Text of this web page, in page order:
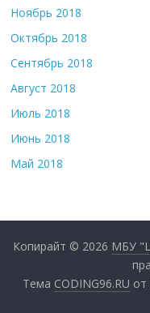
Ноябрь 2018
Октябрь 2018
Сентябрь 2018
Август 2018
Июль 2018
Июнь 2018
Май 2018
Копирайт © 2026 МБУ
Тема CODING96.RU от